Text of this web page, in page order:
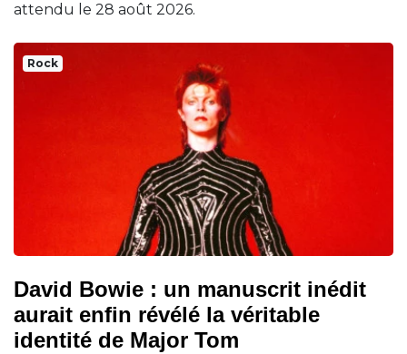
attendu le 28 août 2026.
Rock
David Bowie : un manuscrit inédit
aurait enfin révélé la véritable
identité de Major Tom